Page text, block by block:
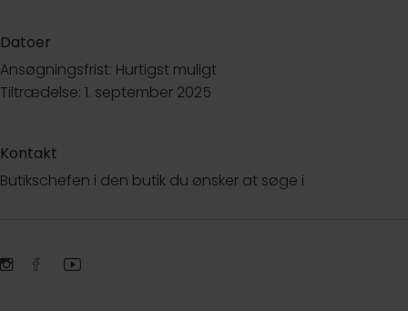
Datoer
Ansøgningsfrist: Hurtigst muligt
Tiltrædelse: 1. september 2025
Kontakt
Butikschefen i den butik du ønsker at søge i